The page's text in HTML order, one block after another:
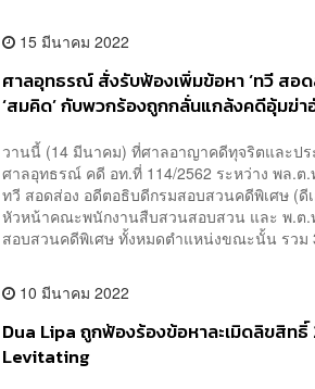
15 มีนาคม 2022
ศาลอุทธรณ์ สั่งรับฟ้องเพิ่มข้อหา ‘ทวี สอ
‘สมคิด’ กับพวกร้องถูกกลั่นแกล้งคดีอุ้มฆ่า
วานนี้ (14 มีนาคม) ที่ศาลอาญาคดีทุจริตและป
ศาลอุทธรณ์ คดี อท.ที่ 114/2562 ระหว่าง พล.
ทวี สอดส่อง อดีตอธิบดีกรมสอบสวนคดีพิเศษ (
หัวหน้าคณะพนักงานสืบสวนสอบสวน และ พ.ต
สอบสวนคดีพิเศษ ทั้งหมดตำแหน่งขณะนั้น รวม
10 มีนาคม 2022
Dua Lipa ถูกฟ้องร้องข้อหาละเมิดลิขสิท
Levitating